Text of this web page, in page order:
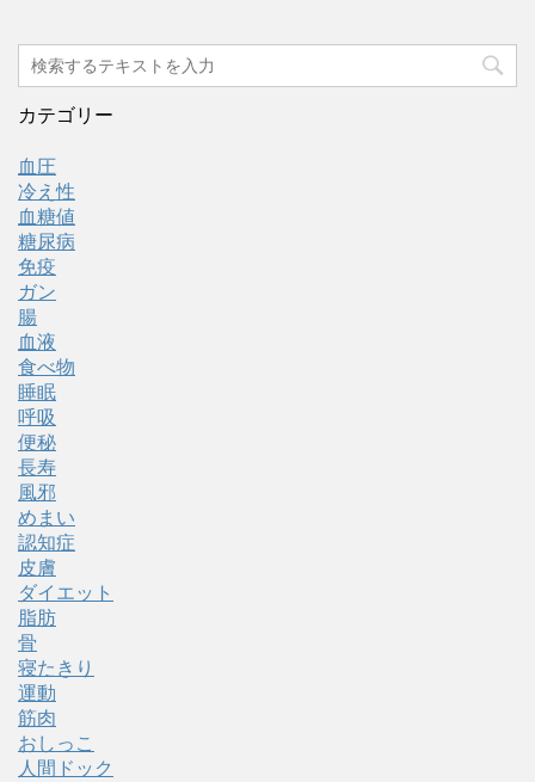
カテゴリー
血圧
冷え性
血糖値
糖尿病
免疫
ガン
腸
血液
食べ物
睡眠
呼吸
便秘
長寿
風邪
めまい
認知症
皮膚
ダイエット
脂肪
骨
寝たきり
運動
筋肉
おしっこ
人間ドック